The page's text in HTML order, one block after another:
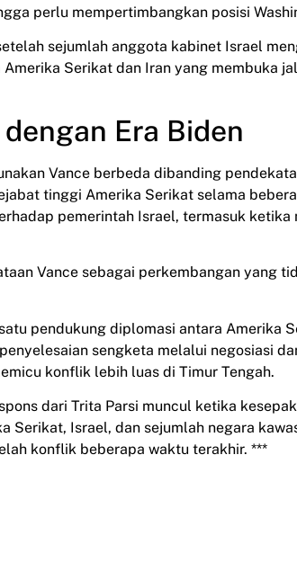
perlu mempertimbangkan posisi
sejumlah anggota kabinet Israel
Serikat dan Iran yang membuka
Era Biden
Vance berbeda dibanding
tinggi Amerika Serikat selama
pemerintah Israel, termasuk ketika
Vance sebagai perkembangan yang
pendukung diplomasi antara Amerika
sengketa melalui negosiasi
konflik lebih luas di Timur Tengah.
dari Trita Parsi muncul ketika
Serikat, Israel, dan sejumlah negara
konflik beberapa waktu terakhir. ***